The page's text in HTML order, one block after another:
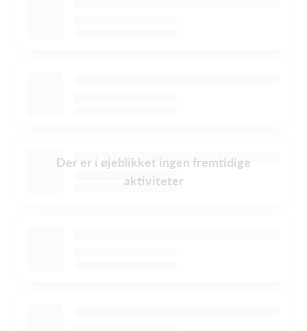
Der er i øjeblikket ingen fremtidige
aktiviteter